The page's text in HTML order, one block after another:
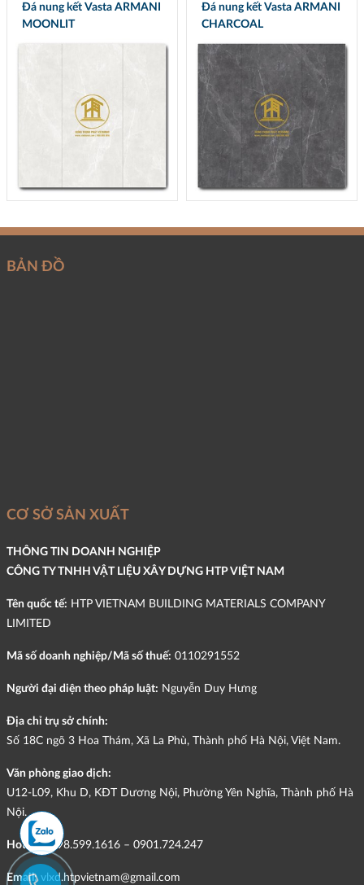
Đá nung kết Vasta ARMANI
MOONLIT
Đá nung kết Vasta ARMANI
CHARCOAL
BẢN ĐỒ
CƠ SỞ SẢN XUẤT
THÔNG TIN DOANH NGHIỆP
CÔNG TY TNHH VẬT LIỆU XÂY DỰNG HTP VIỆT NAM
Tên quốc tế: HTP VIETNAM BUILDING MATERIALS COMPANY
LIMITED
Mã số doanh nghiệp/Mã số thuế: 0110291552
Người đại diện theo pháp luật: Nguyễn Duy Hưng
Địa chỉ trụ sở chính:
Số 18C ngõ 3 Hoa Thám, Xã La Phù, Thành phố Hà Nội, Việt Nam.
Văn phòng giao dịch:
U12-L09, Khu D, KĐT Dương Nội, Phường Yên Nghĩa, Thành phố Hà
Nội.
Hotline:098.599.1616 – 0901.724.247
Email: vlxd.htpvietnam@gmail.com